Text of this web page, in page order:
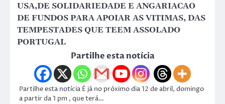
USA,DE SOLIDARIEDADE E ANGARIACAO
DE FUNDOS PARA APOIAR AS VITIMAS, DAS
TEMPESTADES QUE TEEM ASSOLADO
PORTUGAL
Partilhe esta notícia
Partilhe esta notícia É já no próximo dia 12 de abril, domingo
a partir da 1 pm , que terá…